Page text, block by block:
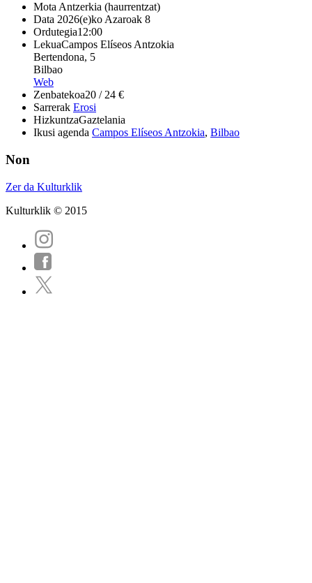
Mota Antzerkia (haurrentzat)
Data 2026(e)ko Azaroak 8
Ordutegia12:00
LekuaCampos Elíseos Antzokia
Bertendona, 5
Bilbao
Web
Zenbatekoa20 / 24 €
Sarrerak Erosi
HizkuntzaGaztelania
Ikusi agenda Campos Elíseos Antzokia, Bilbao
Non
Zer da Kulturklik
Kulturklik © 2015